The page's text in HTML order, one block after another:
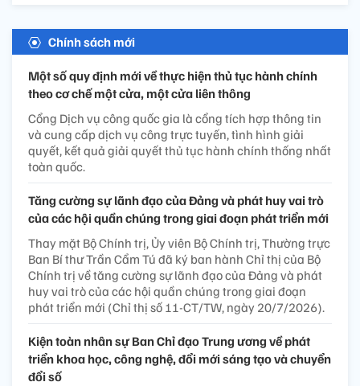
Chính sách mới
Một số quy định mới về thực hiện thủ tục hành chính
theo cơ chế một cửa, một cửa liên thông
Cổng Dịch vụ công quốc gia là cổng tích hợp thông tin
và cung cấp dịch vụ công trực tuyến, tình hình giải
quyết, kết quả giải quyết thủ tục hành chính thống nhất
toàn quốc.
Tăng cường sự lãnh đạo của Đảng và phát huy vai trò
của các hội quần chúng trong giai đoạn phát triển mới
Thay mặt Bộ Chính trị, Ủy viên Bộ Chính trị, Thường trực
Ban Bí thư Trần Cẩm Tú đã ký ban hành Chỉ thị của Bộ
Chính trị về tăng cường sự lãnh đạo của Đảng và phát
huy vai trò của các hội quần chúng trong giai đoạn
phát triển mới (Chỉ thị số 11-CT/TW, ngày 20/7/2026).
Kiện toàn nhân sự Ban Chỉ đạo Trung ương về phát
triển khoa học, công nghệ, đổi mới sáng tạo và chuyển
đổi số